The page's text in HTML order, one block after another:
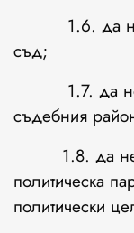
1.6. да не
съд;
1.7. да не
съдебния
1.8. да не
политическа
политически